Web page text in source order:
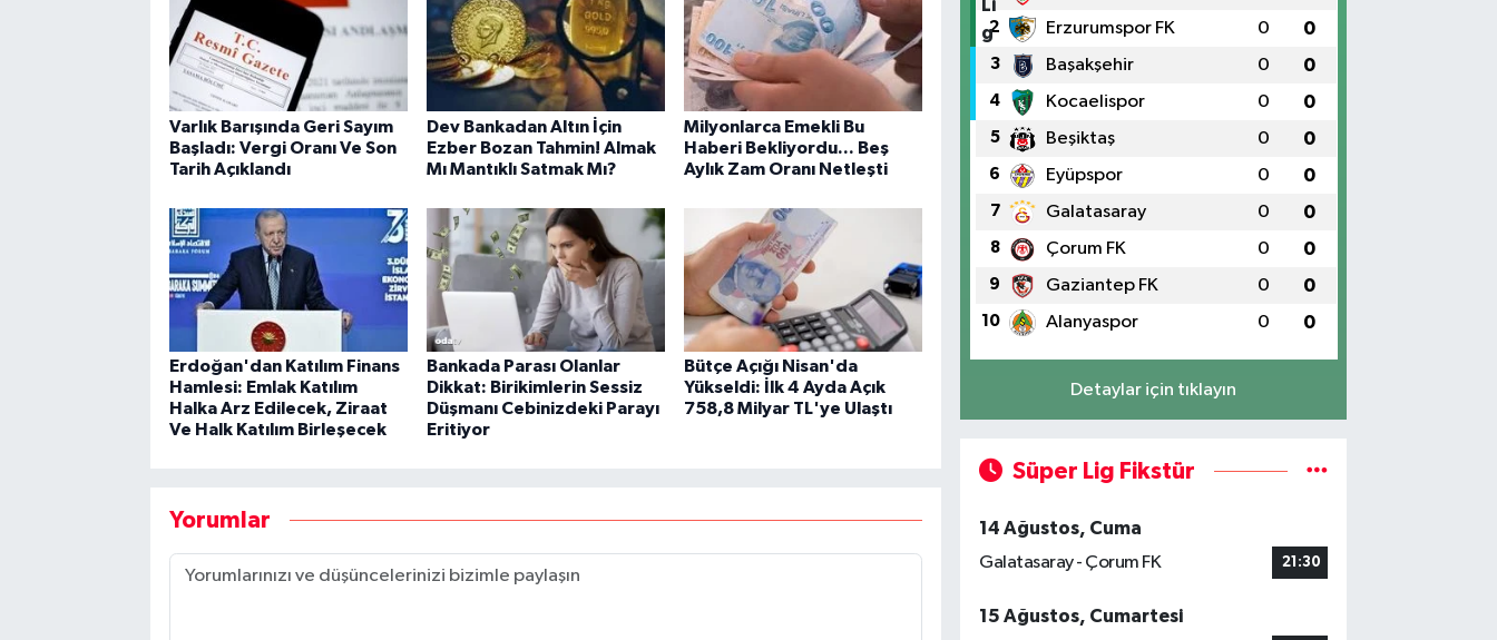
Varlık Barışında Geri Sayım
Başladı: Vergi Oranı Ve Son
Tarih Açıklandı
Dev Bankadan Altın İçin
Ezber Bozan Tahmin! Almak
Mı Mantıklı Satmak Mı?
Milyonlarca Emekli Bu
Haberi Bekliyordu... Beş
Aylık Zam Oranı Netleşti
Erdoğan'dan Katılım Finans
Hamlesi: Emlak Katılım
Halka Arz Edilecek, Ziraat
Ve Halk Katılım Birleşecek
Bankada Parası Olanlar
Dikkat: Birikimlerin Sessiz
Düşmanı Cebinizdeki Parayı
Eritiyor
Bütçe Açığı Nisan'da
Yükseldi: İlk 4 Ayda Açık
758,8 Milyar TL'ye Ulaştı
Yorumlar
2 Erzurumspor FK 0 0
3 Başakşehir 0 0
4 Kocaelispor 0 0
5 Beşiktaş 0 0
6 Eyüpspor 0 0
7 Galatasaray 0 0
8 Çorum FK 0 0
9 Gaziantep FK 0 0
10 Alanyaspor 0 0
Detaylar için tıklayın
Süper Lig Fikstür
14 Ağustos, Cuma
Galatasaray - Çorum FK
21:30
15 Ağustos, Cumartesi